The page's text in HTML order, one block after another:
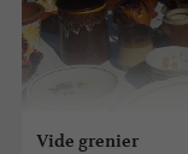
Vide grenier